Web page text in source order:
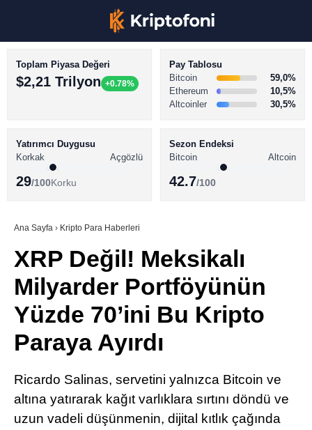
Youtube
TikTok
Pinterest
BİTCOİN HABERLERİ
ALTCOİN HABERLERİ
SÖZLÜK
Toplam Piyasa Değeri
$2,21 Trilyon +0.78%
Pay Tablosu
Bitcoin
59,0%
Ethereum
10,5%
Altcoinler
30,5%
Yatırımcı Duygusu
Korkak
Açgözlü
29/100Korku
Sezon Endeksi
Bitcoin
Altcoin
42.7/100
Ana Sayfa › Kripto Para Haberleri
XRP Değil! Meksikalı
Milyarder Portföyünün
Yüzde 70’ini Bu Kripto
Paraya Ayırdı
Ricardo Salinas, servetini yalnızca Bitcoin ve
altına yatırarak kağıt varlıklara sırtını döndü ve
uzun vadeli düşünmenin, dijital kıtlık çağında